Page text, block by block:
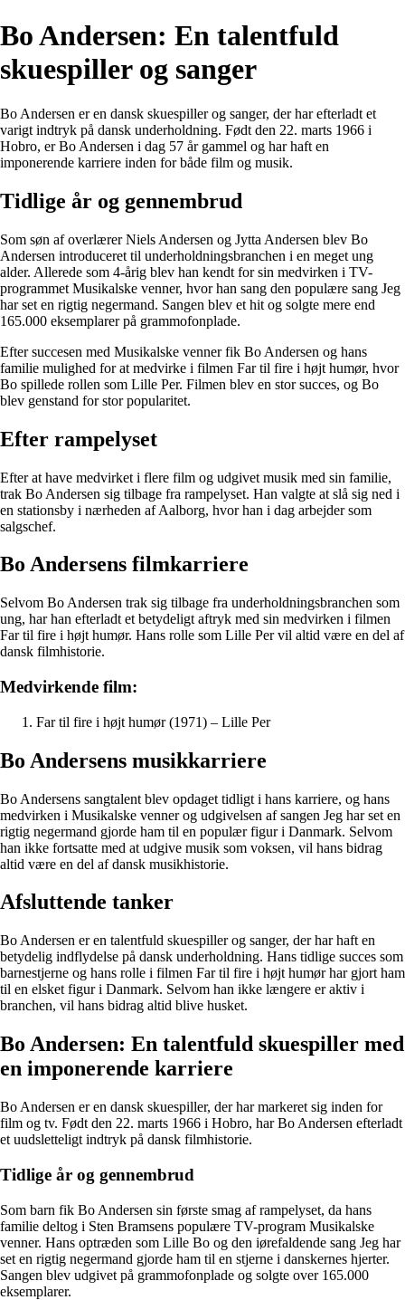
Bo Andersen: En talentfuld
skuespiller og sanger
Bo Andersen er en dansk skuespiller og sanger, der har efterladt et
varigt indtryk på dansk underholdning. Født den 22. marts 1966 i
Hobro, er Bo Andersen i dag 57 år gammel og har haft en
imponerende karriere inden for både film og musik.
Tidlige år og gennembrud
Som søn af overlærer Niels Andersen og Jytta Andersen blev Bo
Andersen introduceret til underholdningsbranchen i en meget ung
alder. Allerede som 4-årig blev han kendt for sin medvirken i TV-
programmet Musikalske venner, hvor han sang den populære sang Jeg
har set en rigtig negermand. Sangen blev et hit og solgte mere end
165.000 eksemplarer på grammofonplade.
Efter succesen med Musikalske venner fik Bo Andersen og hans
familie mulighed for at medvirke i filmen Far til fire i højt humør, hvor
Bo spillede rollen som Lille Per. Filmen blev en stor succes, og Bo
blev genstand for stor popularitet.
Efter rampelyset
Efter at have medvirket i flere film og udgivet musik med sin familie,
trak Bo Andersen sig tilbage fra rampelyset. Han valgte at slå sig ned i
en stationsby i nærheden af Aalborg, hvor han i dag arbejder som
salgschef.
Bo Andersens filmkarriere
Selvom Bo Andersen trak sig tilbage fra underholdningsbranchen som
ung, har han efterladt et betydeligt aftryk med sin medvirken i filmen
Far til fire i højt humør. Hans rolle som Lille Per vil altid være en del af
dansk filmhistorie.
Medvirkende film:
Far til fire i højt humør (1971) – Lille Per
Bo Andersens musikkarriere
Bo Andersens sangtalent blev opdaget tidligt i hans karriere, og hans
medvirken i Musikalske venner og udgivelsen af sangen Jeg har set en
rigtig negermand gjorde ham til en populær figur i Danmark. Selvom
han ikke fortsatte med at udgive musik som voksen, vil hans bidrag
altid være en del af dansk musikhistorie.
Afsluttende tanker
Bo Andersen er en talentfuld skuespiller og sanger, der har haft en
betydelig indflydelse på dansk underholdning. Hans tidlige succes som
barnestjerne og hans rolle i filmen Far til fire i højt humør har gjort ham
til en elsket figur i Danmark. Selvom han ikke længere er aktiv i
branchen, vil hans bidrag altid blive husket.
Bo Andersen: En talentfuld skuespiller med
en imponerende karriere
Bo Andersen er en dansk skuespiller, der har markeret sig inden for
film og tv. Født den 22. marts 1966 i Hobro, har Bo Andersen efterladt
et uudsletteligt indtryk på dansk filmhistorie.
Tidlige år og gennembrud
Som barn fik Bo Andersen sin første smag af rampelyset, da hans
familie deltog i Sten Bramsens populære TV-program Musikalske
venner. Hans optræden som Lille Bo og den iørefaldende sang Jeg har
set en rigtig negermand gjorde ham til en stjerne i danskernes hjerter.
Sangen blev udgivet på grammofonplade og solgte over 165.000
eksemplarer.